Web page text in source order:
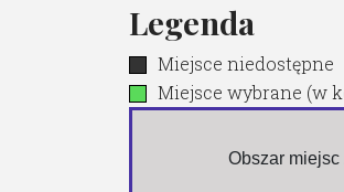
Legenda
Miejsce niedostępne
Miejsce wybrane (w
Obszar